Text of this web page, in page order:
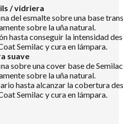
/ vidriera
del esmalte sobre una base
sobre la uña natural.
hasta conseguir la intensidad
Semilac y cura en lámpara.
suave
sobre una cover base de
sobre la uña natural.
hasta alcanzar la cobertura
Semilac y cura en lámpara.